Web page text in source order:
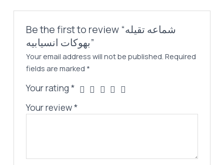
Be the first to review “شماعه تقيله
بهوكات انسيابيه”
Your email address will not be published. Required
fields are marked *
Your rating*
Your review*